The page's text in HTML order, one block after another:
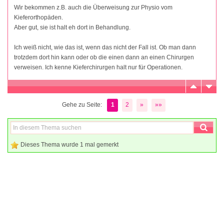
Wir bekommen z.B. auch die Überweisung zur Physio vom
Kieferorthopäden.
Aber gut, sie ist halt eh dort in Behandlung.
Ich weiß nicht, wie das ist, wenn das nicht der Fall ist. Ob man dann
trotzdem dort hin kann oder ob die einen dann an einen Chirurgen
verweisen. Ich kenne Kieferchirurgen halt nur für Operationen.
Gehe zu Seite: 1 2 » »»
Dieses Thema wurde 1 mal gemerkt